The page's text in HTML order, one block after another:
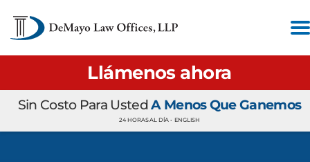
Llámenos ahora
Sin Costo Para UstedA Menos Que Ganemos
24 HORAS AL DÍA • ENGLISH